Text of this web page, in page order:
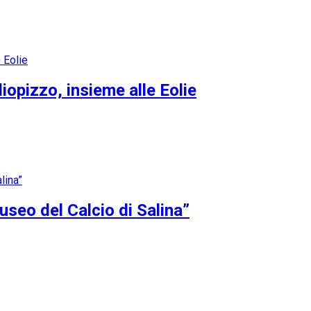
insieme alle Eolie
del Calcio di Salina”